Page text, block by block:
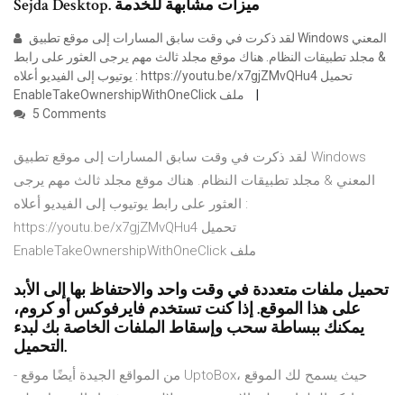
Sejda Desktop. ميزات مشابهة للخدمة
& مجلد تطبيقات النظام. هناك موقع مجلد ثالث مهم يرجى العثور على رابط
يوتيوب إلى الفيديو أعلاه : https://youtu.be/x7gjZMvQHu4 تحميل
5 Comments
لقد ذكرت في وقت سابق المسارات إلى موقع تطبيق Windows
المعني & مجلد تطبيقات النظام. هناك موقع مجلد ثالث مهم يرجى
العثور على رابط يوتيوب إلى الفيديو أعلاه :
https://youtu.be/x7gjZMvQHu4 تحميل
EnableTakeOwnershipWithOneClick ملف
تحميل ملفات متعددة في وقت واحد والاحتفاظ بها إلى الأبد
على هذا الموقع. إذا كنت تستخدم فايرفوكس أو كروم،
يمكنك ببساطة سحب وإسقاط الملفات الخاصة بك لبدء
التحميل.
- من المواقع الجيدة أيضًا موقع UptoBox، حيث يسمح لك الموقع